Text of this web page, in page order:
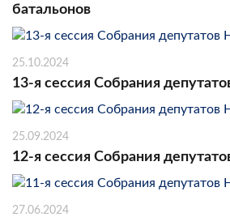
батальонов
25.10.2024
13-я сессия Собрания
25.09.2024
12-я сессия Собрания
27.06.2024